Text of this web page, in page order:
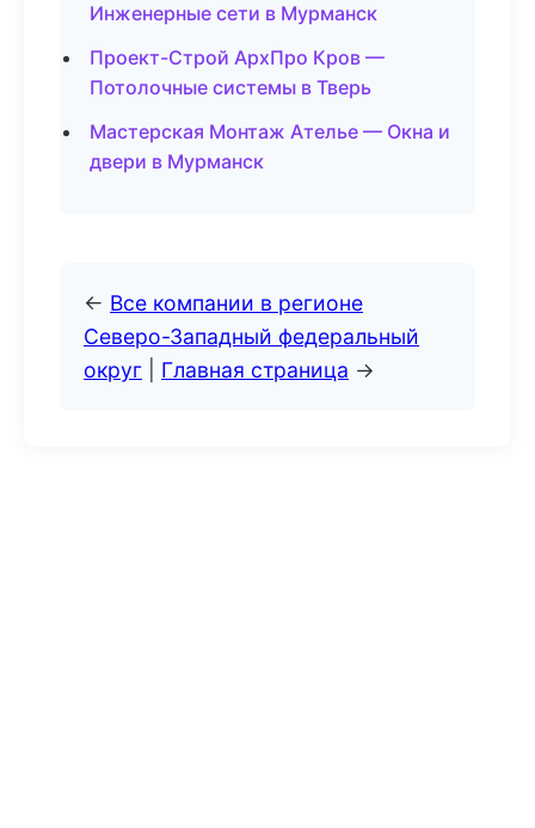
Инженерные сети в Мурманск
Проект-Строй АрхПро Кров —
Потолочные системы в Тверь
Мастерская Монтаж Ателье — Окна и
двери в Мурманск
← Все компании в регионе
Северо-Западный федеральный
округ
Главная страница →